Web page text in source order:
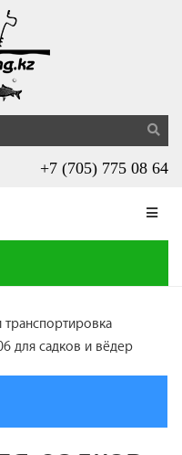
+7 (705) 775 08 64
для садков и вёдер